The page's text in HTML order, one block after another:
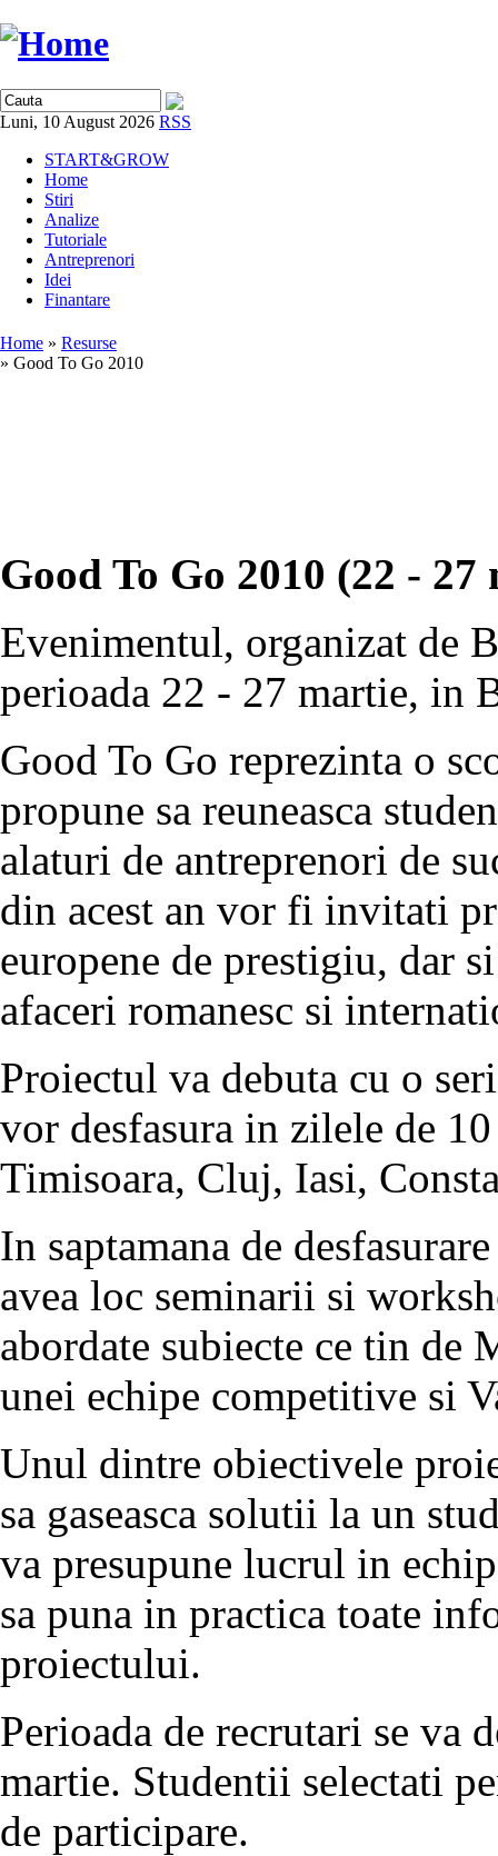
Luni, 10 August 2026 RSS
START&GROW
Home
Stiri
Analize
Tutoriale
Antreprenori
Idei
Finantare
Home » Resurse
» Good To Go 2010
Good To Go 2010 (22 - 27
Evenimentul, organizat de
perioada 22 - 27 martie, in
Good To Go reprezinta o
propune sa reuneasca
alaturi de antreprenori de
din acest an vor fi invitati
europene de prestigiu, dar
afaceri romanesc si
Proiectul va debuta cu o
vor desfasura in zilele de
Timisoara, Cluj, Iasi,
In saptamana de
avea loc seminarii si
abordate subiecte ce tin de
unei echipe competitive si
Unul dintre obiectivele
sa gaseasca solutii la un
va presupune lucrul in
sa puna in practica toate
proiectului.
Perioada de recrutari se va
martie. Studentii selectati
de participare.